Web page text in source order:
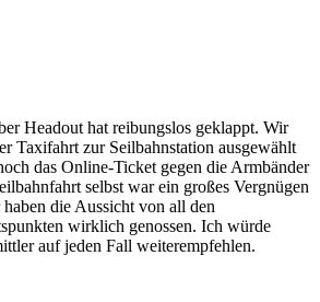
Headout hat reibungslos geklappt. Wir
Taxifahrt zur Seilbahnstation ausgewählt
das Online-Ticket gegen die Armbänder
selbst war ein großes Vergnügen
die Aussicht von all den
wirklich genossen. Ich würde
auf jeden Fall weiterempfehlen.